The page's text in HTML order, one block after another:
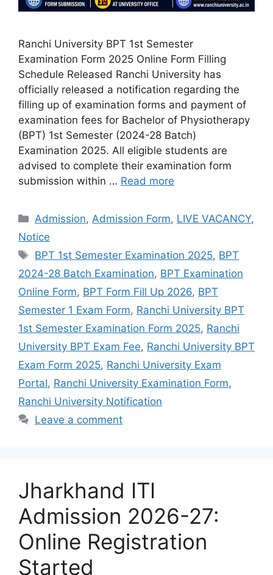
Ranchi University BPT 1st Semester
Examination Form 2025 Online Form Filling
Schedule Released Ranchi University has
officially released a notification regarding the
filling up of examination forms and payment of
examination fees for Bachelor of Physiotherapy
(BPT) 1st Semester (2024-28 Batch)
Examination 2025. All eligible students are
advised to complete their examination form
submission within … Read more
Admission, Admission Form, LIVE VACANCY,
Notice
BPT 1st Semester Examination 2025, BPT
2024-28 Batch Examination, BPT Examination
Online Form, BPT Form Fill Up 2026, BPT
Semester 1 Exam Form, Ranchi University BPT
1st Semester Examination Form 2025, Ranchi
University BPT Exam Fee, Ranchi University BPT
Exam Form 2025, Ranchi University Exam
Portal, Ranchi University Examination Form,
Ranchi University Notification
Leave a comment
Jharkhand ITI
Admission 2026-27:
Online Registration
Started